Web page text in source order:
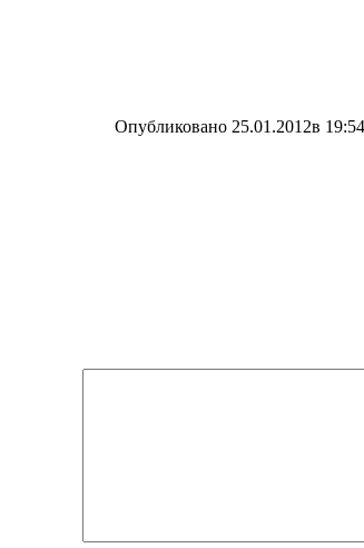
Опубликовано 25.01.2012в